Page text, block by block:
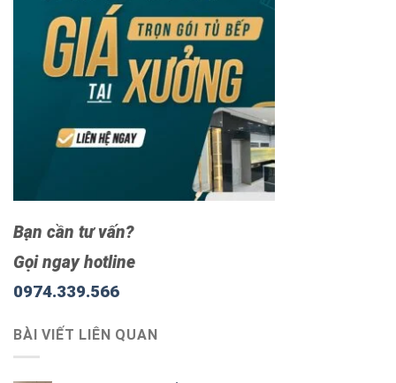
Bạn cần tư vấn?
Gọi ngay hotline
0974.339.566
BÀI VIẾT LIÊN QUAN